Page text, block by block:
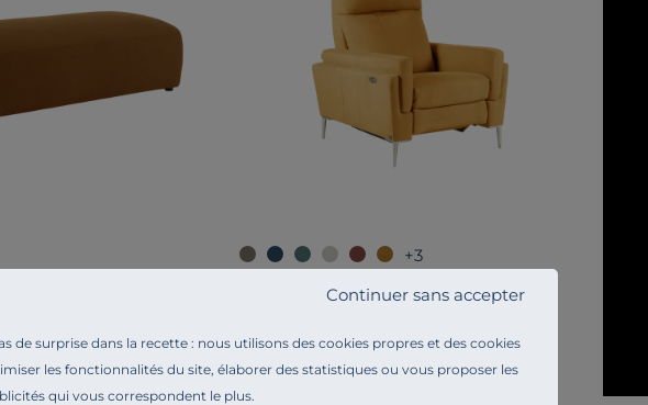
de surprise dans la recette : nous utilisons des cookies propres et des cookies
les fonctionnalités du site, élaborer des statistiques ou vous proposer les
qui vous correspondent le plus.
Continuer sans accepter
Pavel
+3
1 799,00 €